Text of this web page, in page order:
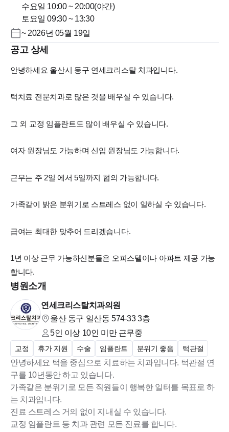
수요일 10:00 ~ 20:00(야간)
토요일 09:30 ~ 13:30
~ 2026년 05월 19일
공고 상세
안녕하세요 울산시 동구 연세크리스탈 치과입니다.
턱치료 전문치과로 많은 것을 배우실 수 있습니다.
그 외 교정 임플란트도 많이 배우실 수 있습니다.
여자 원장님도 가능하며 신입 원장님도 가능합니다.
근무는 주 2일 에서 5일까지 협의 가능합니다.
가족같이 밝은 분위기로 스트레스 없이 일하실 수 있습니다.
급여는 최대한 맞추어 드리겠습니다.
1년 이상 근무 가능하신분들은 오피스텔이나 아파트 제공 가능
합니다.
병원소개
연세크리스탈치과의원
울산 동구 일산동 574-33 3층
5인 이상 10인 미만근무중
교정 휴가 지원 수술 임플란트 분위기 좋음 턱관절
안녕하세요 턱을 중심으로 치료하는 치과입니다. 턱관절 연
구를 10년동안 하고 있습니다.
가족같은 분위기로 모든 직원들이 행복한 일터를 목표로 하
는 치과입니다.
진료 스트레스 거의 없이 지내실 수 있습니다.
교정 임플란트 등 치과 관련 모든 진료를 합니다.